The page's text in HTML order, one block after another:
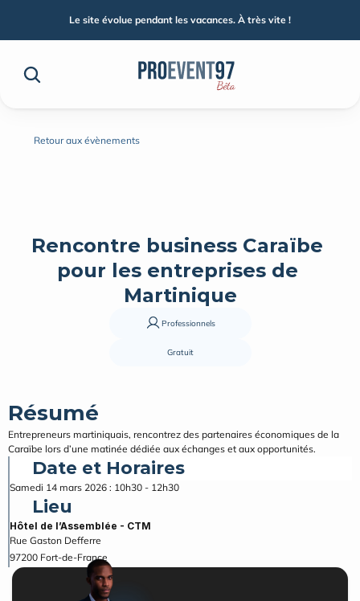
Retour aux évènements
Rencontre business Caraïbe
pour les entreprises de
Martinique
Professionnels
Gratuit
Résumé
Entrepreneurs martiniquais, rencontrez des partenaires économiques de la
Caraïbe lors d’une matinée dédiée aux échanges et aux opportunités.
Date et Horaires
Samedi 14 mars 2026 : 10h30 - 12h30
Lieu
Hôtel de l’Assemblée - CTM
Rue Gaston Defferre
97200 Fort-de-France
Le site évolue pendant les vacances. À très vite !